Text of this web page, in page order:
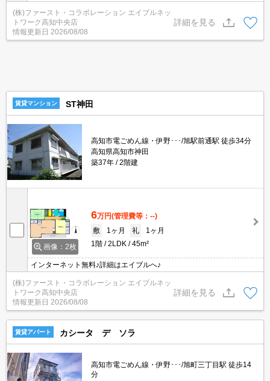
付 ●南向き
(株)ファースト・コラボレーション エイブルネッ
トワーク高知中央店
情報更新日 2026/08/08
詳細を見る
賃貸マンション ST神田
高知市電ごめん線・伊野･･･/旭駅前通駅 徒歩34分
高知県高知市神田
築37年
2階建
画像：2枚
6万円(管理費等：--)
敷
1ヶ月 礼
1ヶ月
1階
2LDK 45m²
インターネット無料♪詳細はエイブルへ♪
(株)ファースト・コラボレーション エイブルネッ
トワーク高知中央店
情報更新日 2026/08/08
詳細を見る
賃貸アパート カシータ デ ソラ
高知市電ごめん線・伊野･･･/旭町三丁目駅 徒歩14
分